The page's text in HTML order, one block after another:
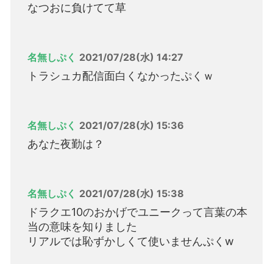
なつおに負けてて草
名無しぷく 2021/07/28(水) 14:27
トラシュカ配信面白くなかったぷくｗ
名無しぷく 2021/07/28(水) 15:36
あなた夜勤は？
名無しぷく 2021/07/28(水) 15:38
ドラクエ10のおかげでユニークって言葉の本
当の意味を知りました
リアルでは恥ずかしくて使いませんぷくw